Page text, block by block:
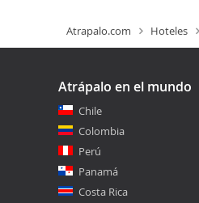
Atrapalo.com Hoteles
Atrápalo en el mundo
Chile
Colombia
Perú
Panamá
Costa Rica